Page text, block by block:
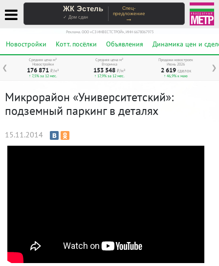
ЖК Эстель
✓ Дом сдан
Спец-
предложение
→
Реклама. ООО «СЗ ИНВЕСТСТРОЙ», ИНН 6678067973
Новостройки Котт. посёлки Объявления Динамика цен и
❮ ❯
Средняя цена м²
Новостройки
176 871 ₽/м²
↑ 7,5% за 12 мес.
Средняя цена м²
Вторичка
153 548 ₽/м²
↑ 17,9% за 12 мес.
Продажи новостроек
Июнь 2026
2 619 сделок
↑ 46,9% к маю
Микрорайон «Университетский»:
подземный паркинг в деталях
15.11.2014